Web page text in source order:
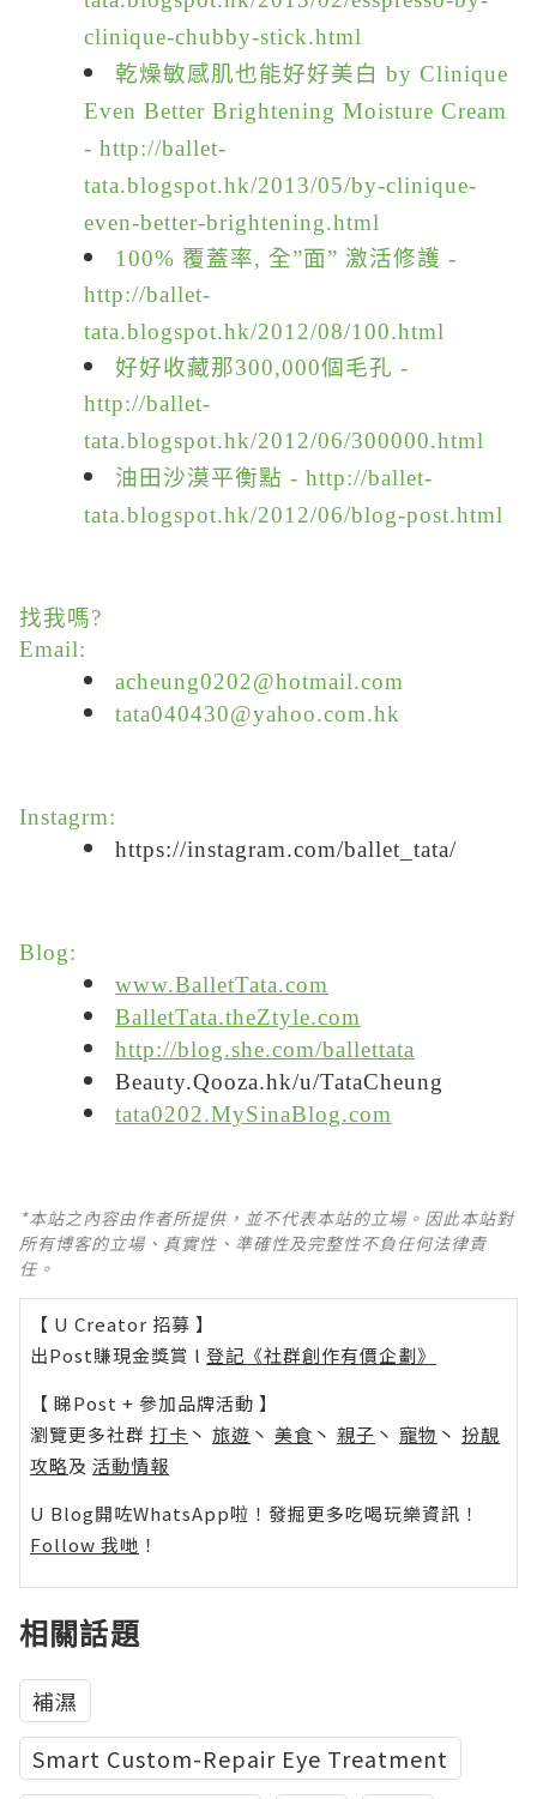
clinique-chubby-stick.html
乾燥敏感肌也能好好美白 by Clinique
Even Better Brightening Moisture Cream
- http://ballet-
tata.blogspot.hk/2013/05/by-clinique-
even-better-brightening.html
100% 覆蓋率, 全”面” 激活修護 -
http://ballet-
tata.blogspot.hk/2012/08/100.html
好好收藏那300,000個毛孔 -
http://ballet-
tata.blogspot.hk/2012/06/300000.html
油田沙漠平衡點 - http://ballet-
tata.blogspot.hk/2012/06/blog-post.html
找我嗎?
Email:
acheung0202@hotmail.com
tata040430@yahoo.com.hk
Instagrm:
https://instagram.com/ballet_tata/
Blog:
www.BalletTata.com
BalletTata.theZtyle.com
http://blog.she.com/ballettata
Beauty.Qooza.hk/u/TataCheung
tata0202.MySinaBlog.com
*本站之內容由作者所提供，並不代表本站的立場。因此本站對
所有博客的立場、真實性、準確性及完整性不負任何法律責
任。
【 U Creator 招募 】
出Post賺現金獎賞 l 登記《社群創作有價企劃》
【 睇Post + 參加品牌活動 】
瀏覽更多社群 打卡 丶 旅遊 丶 美食 丶 親子 丶 寵物 丶 扮靚
攻略及 活動情報
U Blog開咗WhatsApp啦！發掘更多吃喝玩樂資訊！
Follow 我哋 ！
相關話題
補濕
Smart Custom-Repair Eye Treatment